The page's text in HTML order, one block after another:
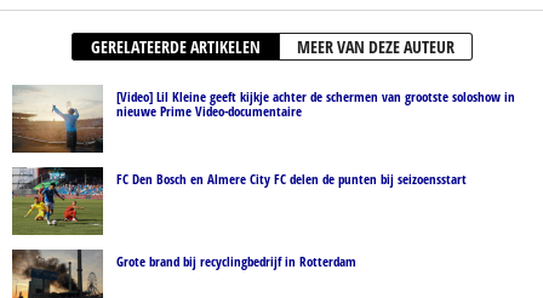
GERELATEERDE ARTIKELEN MEER VAN DEZE AUTEUR
[Video] Lil Kleine geeft kijkje achter de schermen van grootste soloshow in
nieuwe Prime Video-documentaire
FC Den Bosch en Almere City FC delen de punten bij seizoensstart
Grote brand bij recyclingbedrijf in Rotterdam